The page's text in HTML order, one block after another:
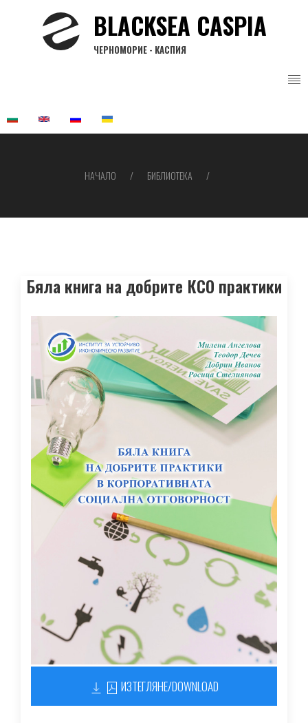
BLACKSEA CASPIA
ЧЕРНОМОРИЕ - КАСПИЯ
НАЧАЛО БИБЛИОТЕКА
Бяла книга на добрите КСО практики
ИЗТЕГЛЯНЕ/DOWNLOAD